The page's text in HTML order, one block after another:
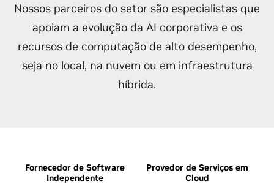
Nossos parceiros do setor são especialistas que
apoiam a evolução da AI corporativa e os
recursos de computação de alto desempenho,
seja no local, na nuvem ou em infraestrutura
híbrida.
Fornecedor de Software
Independente
Provedor de Serviços em
Cloud